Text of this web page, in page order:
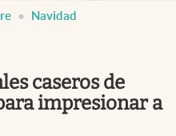
Navidad
caseros de
impresionar a